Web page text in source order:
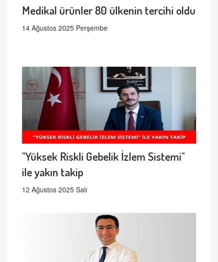
Medikal ürünler 80 ülkenin tercihi oldu
14 Ağustos 2025 Perşembe
"Yüksek Riskli Gebelik İzlem Sistemi"
ile yakın takip
12 Ağustos 2025 Salı